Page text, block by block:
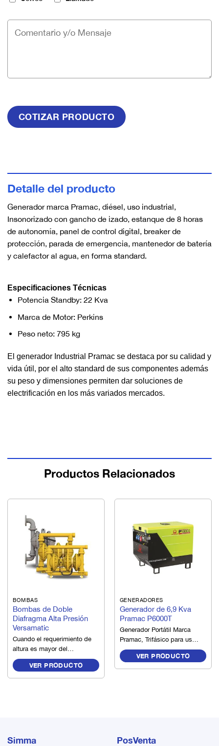
Detalle del producto
Generador marca Pramac, diésel, uso industrial,
Insonorizado con gancho de izado, estanque de 8 horas
de autonomía, panel de control digital, breaker de
protección, parada de emergencia, mantenedor de batería
y calefactor al agua, en forma standard.
Especificaciones Técnicas
Potencia Standby: 22 Kva
Marca de Motor: Perkins
Peso neto: 795 kg
El generador Industrial Pramac se destaca por su calidad y
vida útil, por el alto standard de sus componentes además
su peso y dimensiones permiten dar soluciones de
electrificación en los más variados mercados.
Productos Relacionados
BOMBAS
Bombas de Doble
Diafragma Alta Presión
Versamatic
Cuando el requerimiento de
altura es mayor del
convencional, las Bombas
de Doble Diafragma Alta
Presión de Versamatic son
altura equivalente en agua
VER PRODUCTO
GENERADORES
Generador de 6,9 Kva
Pramac P6000T
Generador Portátil Marca
Pramac, Trifásico para uso
domiciliario e industrial.
VER PRODUCTO
Simma
PosVenta